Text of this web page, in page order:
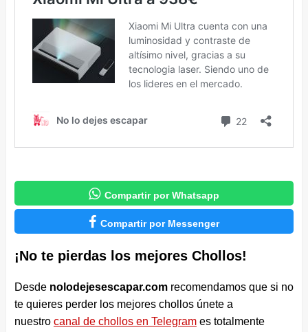
 Compartir por Whatsapp
 Compartir por Messenger
¡No te pierdas los mejores Chollos!
Desde nolodejesescapar.comrecomendamos que si no
te quieres perder los mejores chollos únete a
nuestro canal de chollos en Telegrames totalmente